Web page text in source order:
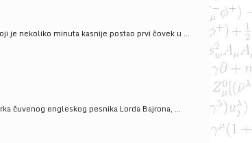
je nekoliko minuta kasnije postao prvi čovek u ...
čuvenog engleskog pesnika Lorda Bajrona, ...